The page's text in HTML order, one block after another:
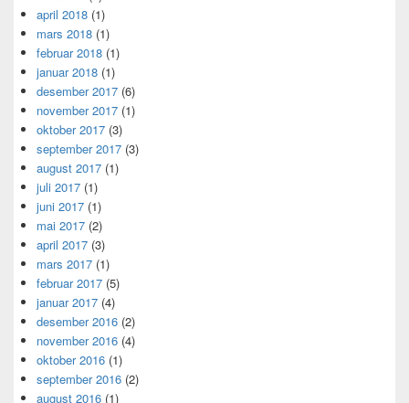
april 2018 (1)
mars 2018 (1)
februar 2018 (1)
januar 2018 (1)
desember 2017 (6)
november 2017 (1)
oktober 2017 (3)
september 2017 (3)
august 2017 (1)
juli 2017 (1)
juni 2017 (1)
mai 2017 (2)
april 2017 (3)
mars 2017 (1)
februar 2017 (5)
januar 2017 (4)
desember 2016 (2)
november 2016 (4)
oktober 2016 (1)
september 2016 (2)
august 2016 (1)